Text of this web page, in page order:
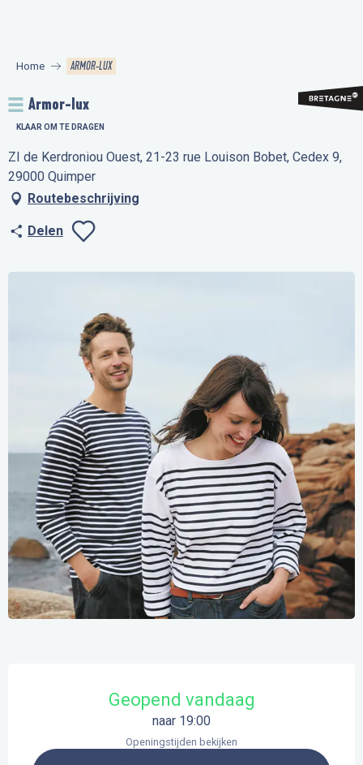
principal
Home ARMOR-LUX
Armor-lux
KLAAR OM TE DRAGEN
ZI de Kerdroniou Ouest, 21-23 rue Louison Bobet, Cedex 9,
29000 Quimper
Routebeschrijving
Delen
Geopend vandaag
naar 19:00
Openingstijden bekijken